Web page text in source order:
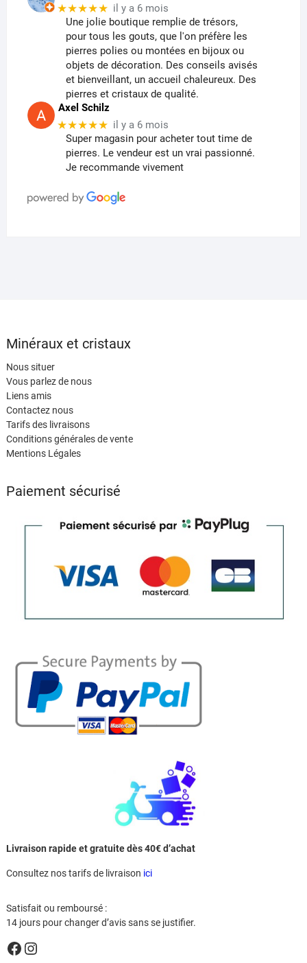
★★★★★ il y a 6 mois
Une jolie boutique remplie de trésors,
pour tous les gouts, que l'on préfère les
pierres polies ou montées en bijoux ou
objets de décoration. Des conseils avisés
et bienveillant, un accueil chaleureux. Des
pierres et cristaux de qualité.
Axel Schilz
★★★★★ il y a 6 mois
Super magasin pour acheter tout time de
pierres. Le vendeur est un vrai passionné.
Je recommande vivement
Minéraux et cristaux
Nous situer
Vous parlez de nous
Liens amis
Contactez nous
Tarifs des livraisons
Conditions générales de vente
Mentions Légales
Paiement sécurisé
Livraison rapide et gratuite dès 40€ d’achat
Consultez nos tarifs de livraison ici
Satisfait ou remboursé :
14 jours pour changer d’avis sans se justifier.
Facebook
Instagram